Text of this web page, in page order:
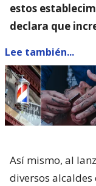
estos
declara que
Lee también...
Así mismo, al
diversos